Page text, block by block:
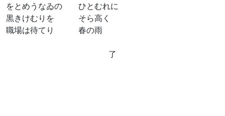
をとめうなゐの ひとむれに
黒きけむりを そら高く
職場は待てり 春の雨
了